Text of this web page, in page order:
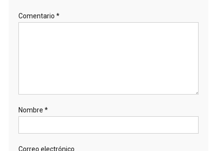
Comentario *
Nombre *
Correo electrónico